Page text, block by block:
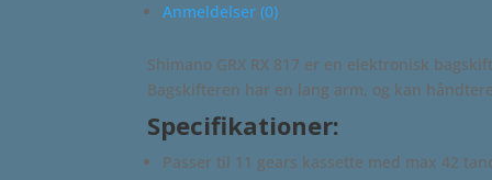
Anmeldelser (0)
Shimano GRX RX 817 er en elektronisk
Bagskifteren har en lang arm, og kan
Specifikationer:
Passer til 11 gears kassette med max 42